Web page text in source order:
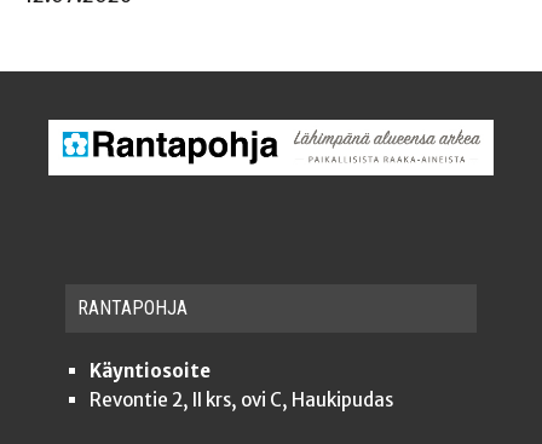
RAN­TA­POH­JA
Käyntiosoite
Revontie 2, II krs, ovi C, Haukipudas